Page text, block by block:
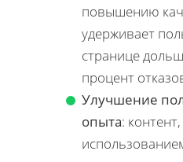
повышению
удерживает
странице
процент
Улучшение
опыта: